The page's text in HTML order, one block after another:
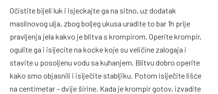
Očistite bijeli luk i isjeckajte ga na sitno, uz dodatak
maslinovog ulja, zbog boljeg ukusa uradite to bar 1h prije
pravljenja jela kakvo je blitva s krompirom. Operite krompir,
ogulite ga i isijecite na kocke koje su veličine zalogaja i
stavite u posoljenu vodu sa kuhanjem. Blitvu dobro operite
kako smo objasnili i isiječite stabljiku. Potom isiječite lišće
na centimetar – dvije širine. Kada je krompir gotov, izvadite